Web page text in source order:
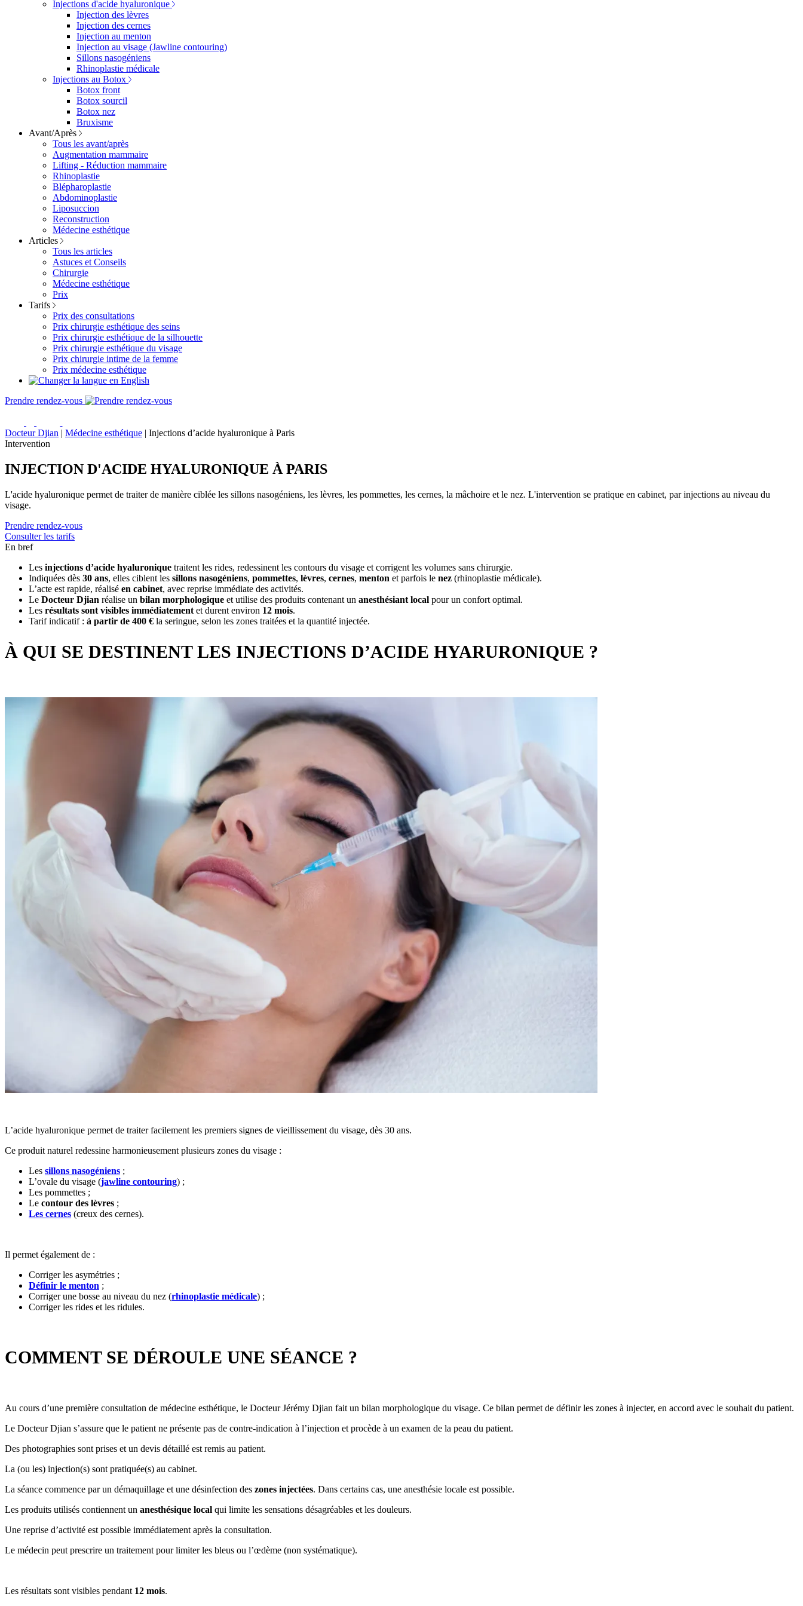
Injections d'acide hyaluronique
Injection des lèvres
Injection des cernes
Injection au menton
Injection au visage (Jawline contouring)
Sillons nasogéniens
Rhinoplastie médicale
Injections au Botox
Botox front
Botox sourcil
Botox nez
Bruxisme
Avant/Après
Tous les avant/après
Augmentation mammaire
Lifting - Réduction mammaire
Rhinoplastie
Blépharoplastie
Abdominoplastie
Liposuccion
Reconstruction
Médecine esthétique
Articles
Tous les articles
Astuces et Conseils
Chirurgie
Médecine esthétique
Prix
Tarifs
Prix des consultations
Prix chirurgie esthétique des seins
Prix chirurgie esthétique de la silhouette
Prix chirurgie esthétique du visage
Prix chirurgie intime de la femme
Prix médecine esthétique
Prendre rendez-vous
Docteur Djian | Médecine esthétique | Injections d’acide hyaluronique à Paris
Intervention
INJECTION D'ACIDE HYALURONIQUE À PARIS
L'acide hyaluronique permet de traiter de manière ciblée les sillons nasogéniens, les lèvres, les pommettes, les cernes, la mâchoire et le nez. L'intervention se pratique en cabinet, par injections au niveau du
visage.
Prendre rendez-vous
Consulter les tarifs
En bref
Les injections d’acide hyaluronique traitent les rides, redessinent les contours du visage et corrigent les volumes sans chirurgie.
Indiquées dès 30 ans, elles ciblent les sillons nasogéniens, pommettes, lèvres, cernes, menton et parfois le nez (rhinoplastie médicale).
L’acte est rapide, réalisé en cabinet, avec reprise immédiate des activités.
Le Docteur Djian réalise un bilan morphologique et utilise des produits contenant un anesthésiant local pour un confort optimal.
Les résultats sont visibles immédiatement et durent environ 12 mois.
Tarif indicatif : à partir de 400 € la seringue, selon les zones traitées et la quantité injectée.
À QUI SE DESTINENT LES INJECTIONS D’ACIDE HYARURONIQUE ?
L’acide hyaluronique permet de traiter facilement les premiers signes de vieillissement du visage, dès 30 ans.
Ce produit naturel redessine harmonieusement plusieurs zones du visage :
Les sillons nasogéniens ;
L’ovale du visage (jawline contouring) ;
Les pommettes ;
Le contour des lèvres ;
Les cernes (creux des cernes).
Il permet également de :
Corriger les asymétries ;
Définir le menton ;
Corriger une bosse au niveau du nez (rhinoplastie médicale) ;
Corriger les rides et les ridules.
COMMENT SE DÉROULE UNE SÉANCE ?
Au cours d’une première consultation de médecine esthétique, le Docteur Jérémy Djian fait un bilan morphologique du visage. Ce bilan permet de définir les zones à injecter, en accord avec le souhait du patient.
Le Docteur Djian s’assure que le patient ne présente pas de contre-indication à l’injection et procède à un examen de la peau du patient.
Des photographies sont prises et un devis détaillé est remis au patient.
La (ou les) injection(s) sont pratiquée(s) au cabinet.
La séance commence par un démaquillage et une désinfection des zones injectées. Dans certains cas, une anesthésie locale est possible.
Les produits utilisés contiennent un anesthésique local qui limite les sensations désagréables et les douleurs.
Une reprise d’activité est possible immédiatement après la consultation.
Le médecin peut prescrire un traitement pour limiter les bleus ou l’œdème (non systématique).
Les résultats sont visibles pendant 12 mois.